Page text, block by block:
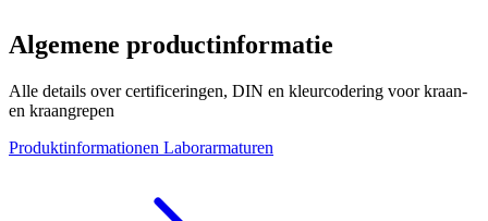
Algemene productinformatie
Alle details over certificeringen, DIN en kleurcodering voor kraan-
en kraangrepen
Produktinformationen Laborarmaturen